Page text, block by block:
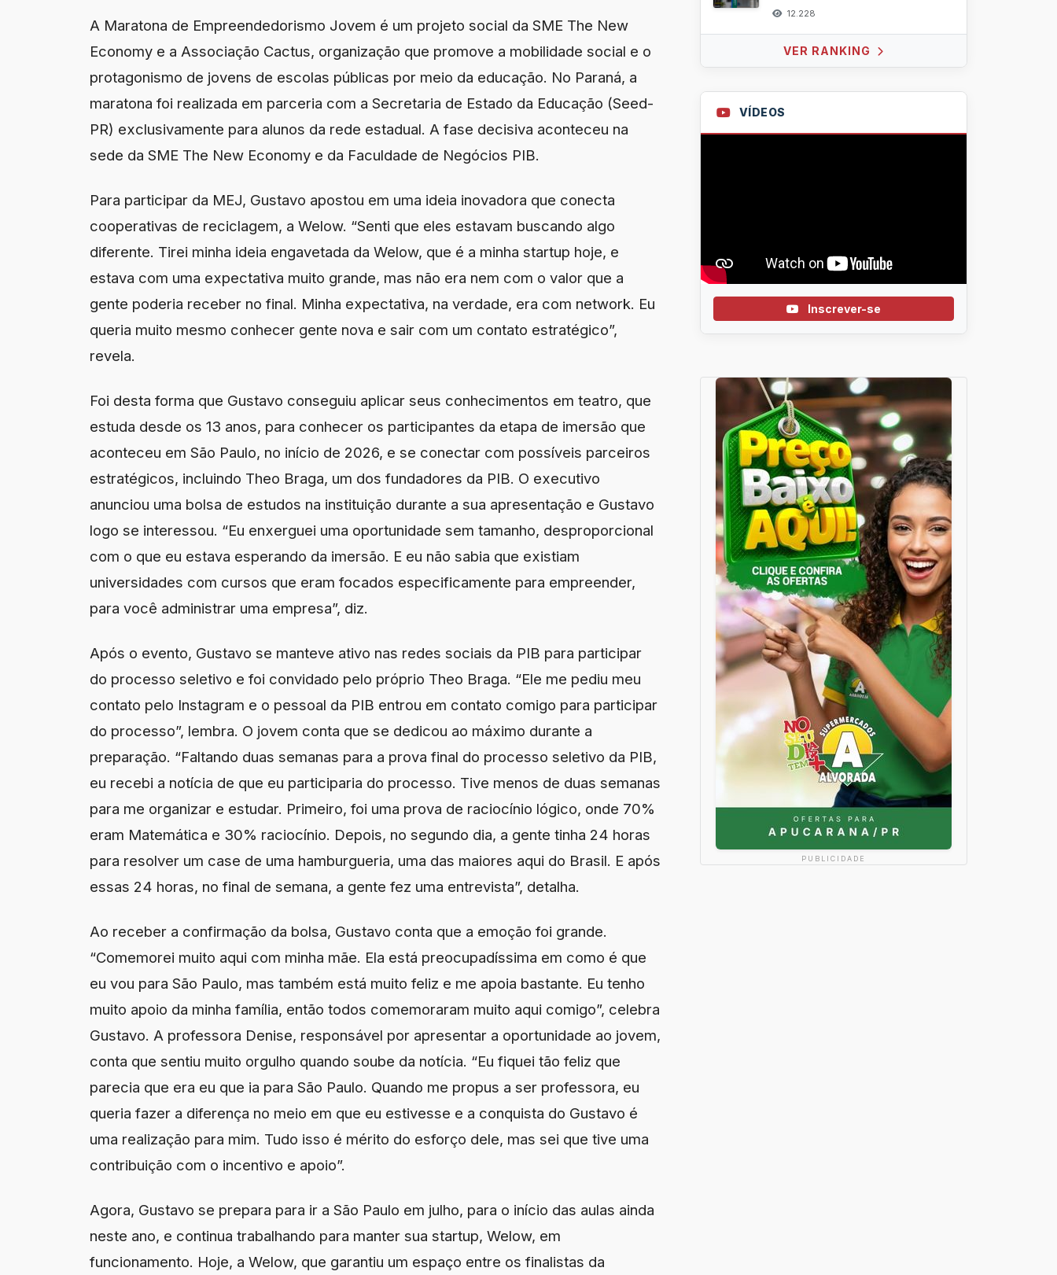
A Maratona de Empreendedorismo Jovem é um projeto social da SME The New
Economy e a Associação Cactus, organização que promove a mobilidade social e o
protagonismo de jovens de escolas públicas por meio da educação. No Paraná, a
maratona foi realizada em parceria com a Secretaria de Estado da Educação (Seed-
PR) exclusivamente para alunos da rede estadual. A fase decisiva aconteceu na
sede da SME The New Economy e da Faculdade de Negócios PIB.
Para participar da MEJ, Gustavo apostou em uma ideia inovadora que conecta
cooperativas de reciclagem, a Welow. “Senti que eles estavam buscando algo
diferente. Tirei minha ideia engavetada da Welow, que é a minha startup hoje, e
estava com uma expectativa muito grande, mas não era nem com o valor que a
gente poderia receber no final. Minha expectativa, na verdade, era com network. Eu
queria muito mesmo conhecer gente nova e sair com um contato estratégico”,
revela.
Foi desta forma que Gustavo conseguiu aplicar seus conhecimentos em teatro, que
estuda desde os 13 anos, para conhecer os participantes da etapa de imersão que
aconteceu em São Paulo, no início de 2026, e se conectar com possíveis parceiros
estratégicos, incluindo Theo Braga, um dos fundadores da PIB. O executivo
anunciou uma bolsa de estudos na instituição durante a sua apresentação e Gustavo
logo se interessou. “Eu enxerguei uma oportunidade sem tamanho, desproporcional
com o que eu estava esperando da imersão. E eu não sabia que existiam
universidades com cursos que eram focados especificamente para empreender,
para você administrar uma empresa”, diz.
Após o evento, Gustavo se manteve ativo nas redes sociais da PIB para participar
do processo seletivo e foi convidado pelo próprio Theo Braga. “Ele me pediu meu
contato pelo Instagram e o pessoal da PIB entrou em contato comigo para participar
do processo”, lembra. O jovem conta que se dedicou ao máximo durante a
preparação. “Faltando duas semanas para a prova final do processo seletivo da PIB,
eu recebi a notícia de que eu participaria do processo. Tive menos de duas semanas
para me organizar e estudar. Primeiro, foi uma prova de raciocínio lógico, onde 70%
eram Matemática e 30% raciocínio. Depois, no segundo dia, a gente tinha 24 horas
para resolver um case de uma hamburgueria, uma das maiores aqui do Brasil. E após
essas 24 horas, no final de semana, a gente fez uma entrevista”, detalha.
Ao receber a confirmação da bolsa, Gustavo conta que a emoção foi grande.
“Comemorei muito aqui com minha mãe. Ela está preocupadíssima em como é que
eu vou para São Paulo, mas também está muito feliz e me apoia bastante. Eu tenho
muito apoio da minha família, então todos comemoraram muito aqui comigo”, celebra
Gustavo. A professora Denise, responsável por apresentar a oportunidade ao jovem,
conta que sentiu muito orgulho quando soube da notícia. “Eu fiquei tão feliz que
parecia que era eu que ia para São Paulo. Quando me propus a ser professora, eu
queria fazer a diferença no meio em que eu estivesse e a conquista do Gustavo é
uma realização para mim. Tudo isso é mérito do esforço dele, mas sei que tive uma
contribuição com o incentivo e apoio”.
Agora, Gustavo se prepara para ir a São Paulo em julho, para o início das aulas ainda
neste ano, e continua trabalhando para manter sua startup, Welow, em
funcionamento. Hoje, a Welow, que garantiu um espaço entre os finalistas da
12.228
VER RANKING
VÍDEOS
Inscrever-se
PUBLICIDADE